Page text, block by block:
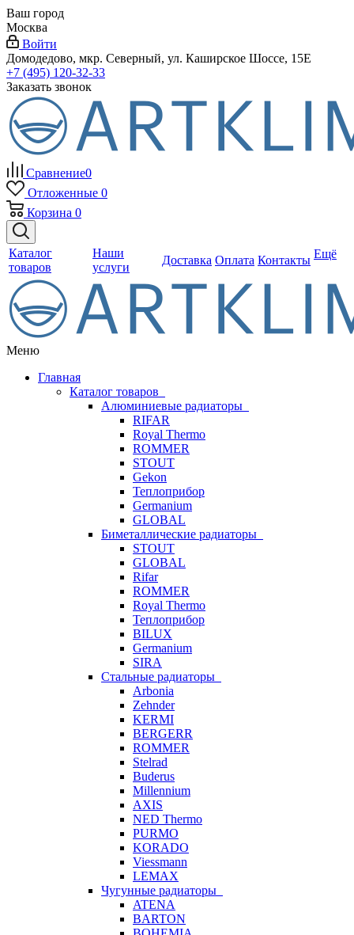
Ваш город
Москва
Войти
Домодедово, мкр. Северный, ул. Каширское Шоссе, 15Е
+7 (495) 120-32-33
Заказать звонок
Сравнение0
Отложенные 0
Корзина 0
Каталог
товаров
Наши
услуги
Доставка Оплата Контакты Ещё
Меню
Главная
Каталог товаров
Алюминиевые радиаторы
RIFAR
Royal Thermo
ROMMER
STOUT
Gekon
Теплоприбор
Germanium
GLOBAL
Биметаллические радиаторы
STOUT
GLOBAL
Rifar
ROMMER
Royal Thermo
Теплоприбор
BILUX
Germanium
SIRA
Стальные радиаторы
Arbonia
Zehnder
KERMI
BERGERR
ROMMER
Stelrad
Buderus
Millennium
AXIS
NED Thermo
PURMO
KORADO
Viessmann
LEMAX
Чугунные радиаторы
ATENA
BARTON